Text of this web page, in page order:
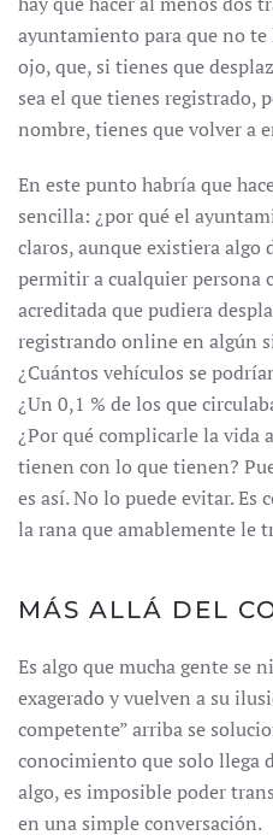
ayuntamiento para que no te
ojo, que, si tienes que
sea el que tienes registrado,
nombre, tienes que volver a
En este punto habría que
sencilla: ¿por qué el
claros, aunque existiera algo
permitir a cualquier persona
acreditada que pudiera
registrando online en algún
¿Cuántos vehículos se
¿Un 0,1 % de los que
¿Por qué complicarle la vida
tienen con lo que tienen?
es así. No lo puede evitar. Es
la rana que amablemente le
MÁS ALLÁ DEL
Es algo que mucha gente se
exagerado y vuelven a su
competente” arriba se
conocimiento que solo llega
algo, es imposible poder
en una simple conversación.